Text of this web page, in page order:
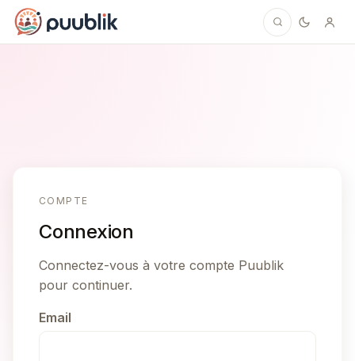
Puublik
COMPTE
Connexion
Connectez-vous à votre compte Puublik
pour continuer.
Email